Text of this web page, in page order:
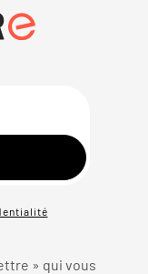
» qui vous